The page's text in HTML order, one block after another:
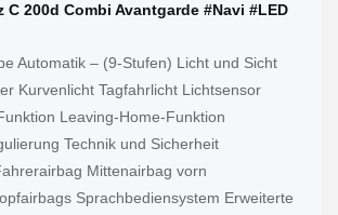
C 200d Combi Avantgarde #Navi #LED
Automatik – (9-Stufen) Licht und Sicht
Kurvenlicht Tagfahrlicht Lichtsensor
Leaving-Home-Funktion
Technik und Sicherheit
Mittenairbag vorn
Sprachbediensystem Erweiterte